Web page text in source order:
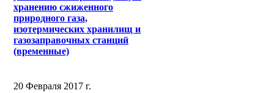
хранению сжиженного
природного газа,
изотермических хранилищ и
газозаправочных станций
(временные)
20 Февраля 2017 г.